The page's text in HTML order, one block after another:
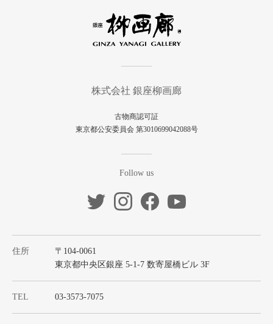
株式会社 銀座柳画廊
古物商認可証
東京都公安委員会 第3010699042088号
Follow us
住所
〒104-0061
東京都中央区銀座 5-1-7 数寄屋橋ビル 3F
TEL 03-3573-7075